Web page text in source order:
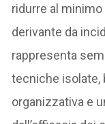
ridurre al
derivante da
rappresenta
tecniche isolate,
organizzativa e